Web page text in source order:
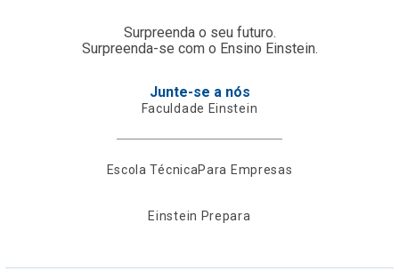
Surpreenda o seu futuro.
Surpreenda-se com o Ensino Einstein.
Junte-se a nós
Faculdade Einstein
Escola TécnicaPara Empresas
Einstein Prepara